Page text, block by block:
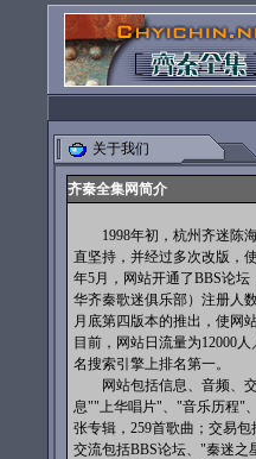
关于我们
齐秦全集网简介
1998年初，杭州齐迷陈海
直坚持，并经过多次改版，
年5月，网站开通了BBS论
华齐秦歌迷俱乐部）注册人
月底第四版本的推出，使网
目前，网站日流量为12000
名搜索引擎上排名第一。
网站包括信息、音频、交
息""上华唱片"、"音乐历程"
张专辑，259首歌曲；交易
交流包括BBS论坛、"秦迷之